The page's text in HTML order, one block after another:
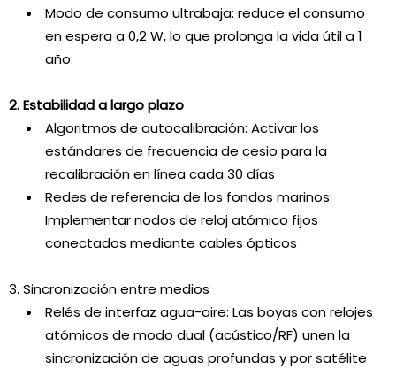
Modo de consumo ultrabaja: reduce el consumo
en espera a 0,2 W, lo que prolonga la vida útil a 1
año.
2. Estabilidad a largo plazo
Algoritmos de autocalibración: Activar los
estándares de frecuencia de cesio para la
recalibración en línea cada 30 días
Redes de referencia de los fondos marinos:
Implementar nodos de reloj atómico fijos
conectados mediante cables ópticos
3. Sincronización entre medios
Relés de interfaz agua-aire: Las boyas con relojes
atómicos de modo dual (acústico/RF) unen la
sincronización de aguas profundas y por satélite